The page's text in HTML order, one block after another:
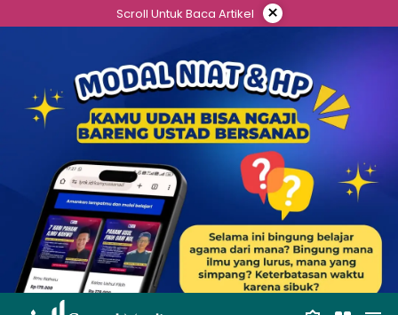
to
Scroll Untuk Baca Artikel ×